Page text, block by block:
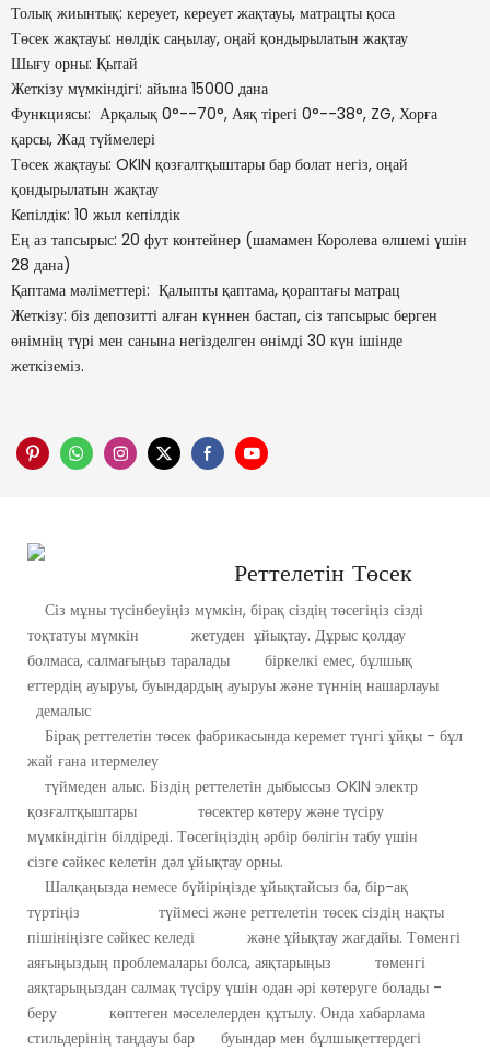
Толық жиынтық: кереует, кереует жақтауы, матрацты қоса
Төсек жақтауы: нөлдік саңылау, оңай қондырылатын жақтау
Шығу орны: Қытай
Жеткізу мүмкіндігі: айына 15000 дана
Функциясы: Арқалық 0°--70°, Аяқ тірегі 0°--38°, ZG, Хорға
қарсы, Жад түймелері
Төсек жақтауы: OKIN қозғалтқыштары бар болат негіз, оңай
қондырылатын жақтау
Кепілдік: 10 жыл кепілдік
Ең аз тапсырыс: 20 фут контейнер (шамамен Королева өлшемі үшін
28 дана)
Қаптама мәліметтері: Қалыпты қаптама, қораптағы матрац
Жеткізу: біз депозитті алған күннен бастап, сіз тапсырыс берген
өнімнің түрі мен санына негізделген өнімді 30 күн ішінде
жеткіземіз.
Реттелетін Төсек
Сіз мұны түсінбеуіңіз мүмкін, бірақ сіздің төсегіңіз сізді
тоқтатуы мүмкін жетуден ұйықтау. Дұрыс қолдау
болмаса, салмағыңыз таралады біркелкі емес, бұлшық
еттердің ауыруы, буындардың ауыруы және түннің нашарлауы
демалыс
Бірақ реттелетін төсек фабрикасында керемет түнгі ұйқы - бұл
жай ғана итермелеу
түймеден алыс. Біздің реттелетін дыбыссыз OKIN электр
қозғалтқыштары төсектер көтеру және түсіру
мүмкіндігін білдіреді. Төсегіңіздің әрбір бөлігін табу үшін
сізге сәйкес келетін дәл ұйықтау орны.
Шалқаңызда немесе бүйіріңізде ұйықтайсыз ба, бір-ақ
түртіңіз түймесі және реттелетін төсек сіздің нақты
пішініңізге сәйкес келеді және ұйықтау жағдайы. Төменгі
аяғыңыздың проблемалары болса, аяқтарыңыз төменгі
аяқтарыңыздан салмақ түсіру үшін одан әрі көтеруге болады -
беру көптеген мәселелерден құтылу. Онда хабарлама
стильдерінің таңдауы бар буындар мен бұлшықеттердегі